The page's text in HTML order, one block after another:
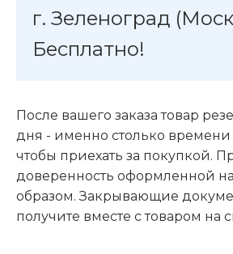
г. Зеленоград
Бесплатно!
После вашего заказа товар
дня - именно столько времени
чтобы приехать за покупкой.
доверенность оформленной
образом. Закрывающие
получите вместе с товаром на